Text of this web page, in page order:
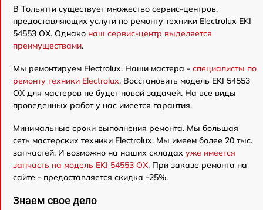
В Тольятти существует множество сервис-центров,
предоставляющих услуги по ремонту техники Electrolux EKI
54553 OX. Однако наш сервис-центр выделяется
преимуществами.
Мы ремонтируем Electrolux. Наши мастера - специалисты по
ремонту техники Electrolux. Восстановить модель EKI 54553
OX для мастеров не будет новой задачей. На все виды
проведенных работ у нас имеется гарантия.
Минимальные сроки выполнения ремонта. Мы большая
сеть мастерских техники Electrolux. Мы имеем более 20 тыс.
запчастей. И возможно на наших складах уже имеется
запчасть на модель EKI 54553 OX. При заказе ремонта на
сайте - предоставляется скидка -25%.
Знаем свое дело